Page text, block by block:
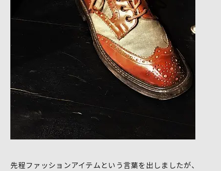
先程ファッションアイテムという言葉を出しましたが、